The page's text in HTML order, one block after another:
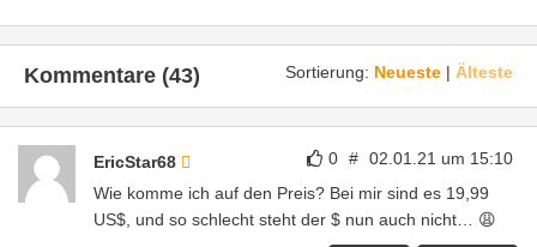
Sortierung: Neueste | Älteste
Kommentare (43)
0 # 02.01.21 um 15:10
EricStar68
Wie komme ich auf den Preis? Bei mir sind es 19,99
US$, und so schlecht steht der $ nun auch nicht… 😩